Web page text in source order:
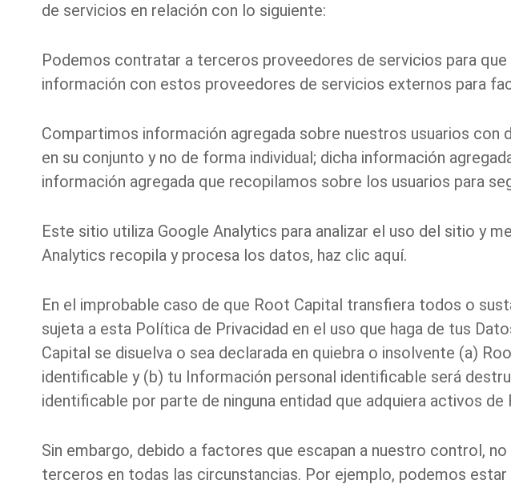
de servicios en relación con lo siguiente:
Podemos contratar a terceros proveedores de servicios para
información con estos proveedores de servicios externos para
Compartimos información agregada sobre nuestros usuarios
en su conjunto y no de forma individual; dicha información
información agregada que recopilamos sobre los usuarios para
Este sitio utiliza Google Analytics para analizar el uso del sitio y
Analytics recopila y procesa los datos, haz clic aquí.
En el improbable caso de que Root Capital transfiera todos o
sujeta a esta Política de Privacidad en el uso que haga de tus
Capital se disuelva o sea declarada en quiebra o insolvente (a)
identificable y (b) tu Información personal identificable será
identificable por parte de ninguna entidad que adquiera activos
Sin embargo, debido a factores que escapan a nuestro control,
terceros en todas las circunstancias. Por ejemplo, podemos